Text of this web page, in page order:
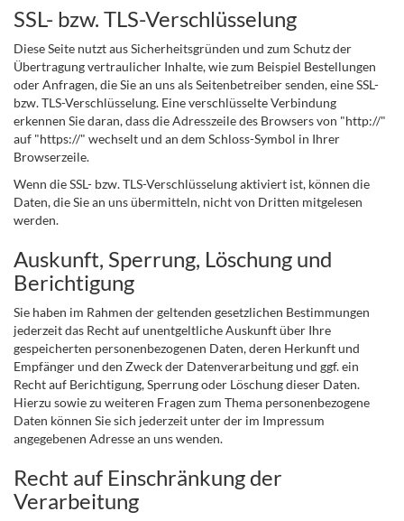
SSL- bzw. TLS-Verschlüsselung
Diese Seite nutzt aus Sicherheitsgründen und zum Schutz der
Übertragung vertraulicher Inhalte, wie zum Beispiel Bestellungen
oder Anfragen, die Sie an uns als Seitenbetreiber senden, eine SSL-
bzw. TLS-Verschlüsselung. Eine verschlüsselte Verbindung
erkennen Sie daran, dass die Adresszeile des Browsers von "http://"
auf "https://" wechselt und an dem Schloss-Symbol in Ihrer
Browserzeile.
Wenn die SSL- bzw. TLS-Verschlüsselung aktiviert ist, können die
Daten, die Sie an uns übermitteln, nicht von Dritten mitgelesen
werden.
Auskunft, Sperrung, Löschung und
Berichtigung
Sie haben im Rahmen der geltenden gesetzlichen Bestimmungen
jederzeit das Recht auf unentgeltliche Auskunft über Ihre
gespeicherten personenbezogenen Daten, deren Herkunft und
Empfänger und den Zweck der Datenverarbeitung und ggf. ein
Recht auf Berichtigung, Sperrung oder Löschung dieser Daten.
Hierzu sowie zu weiteren Fragen zum Thema personenbezogene
Daten können Sie sich jederzeit unter der im Impressum
angegebenen Adresse an uns wenden.
Recht auf Einschränkung der
Verarbeitung